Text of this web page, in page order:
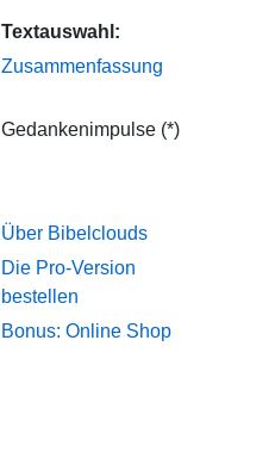
Textauswahl:
Zusammenfassung
Gedankenimpulse (*)
Über Bibelclouds
Die Pro-Version
bestellen
Bonus: Online Shop